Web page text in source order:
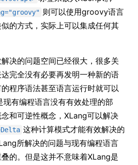
则可以使用groovy语言
的方式，实际上可以集成任何其
决的问题空间已经很大，很多关
完全没有必要再发明一种新的语
程序语法甚至语言运行时就可以
有编程语言没有有效处理的部
和可逆性概念，XLang可以解决
这种计算模式才能有效解决的
所解决的问题与现有编程语言
的。但是这并不意味着XLang是